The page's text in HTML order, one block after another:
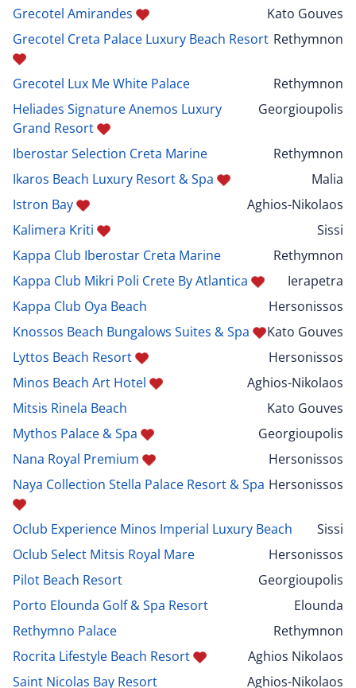
Grecotel Amirandes
Kato Gouves
Grecotel Creta Palace Luxury Beach Resort Rethymnon
Grecotel Lux Me White Palace
Rethymnon
Heliades Signature Anemos Luxury
Grand Resort
Georgioupolis
Iberostar Selection Creta Marine
Rethymnon
Ikaros Beach Luxury Resort & Spa
Malia
Istron Bay
Aghios-Nikolaos
Kalimera Kriti
Sissi
Kappa Club Iberostar Creta Marine
Rethymnon
Kappa Club Mikri Poli Crete By Atlantica
Ierapetra
Kappa Club Oya Beach
Hersonissos
Knossos Beach Bungalows Suites & Spa
Kato Gouves
Lyttos Beach Resort
Hersonissos
Minos Beach Art Hotel
Aghios-Nikolaos
Mitsis Rinela Beach
Kato Gouves
Mythos Palace & Spa
Georgioupolis
Nana Royal Premium
Hersonissos
Naya Collection Stella Palace Resort & Spa Hersonissos
Oclub Experience Minos Imperial Luxury Beach
Sissi
Oclub Select Mitsis Royal Mare
Hersonissos
Pilot Beach Resort
Georgioupolis
Porto Elounda Golf & Spa Resort
Elounda
Rethymno Palace
Rethymnon
Rocrita Lifestyle Beach Resort
Aghios Nikolaos
Saint Nicolas Bay Resort
Aghios-Nikolaos